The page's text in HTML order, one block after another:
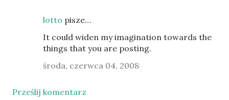
lotto pisze…
It could widen my imagination towards the
things that you are posting.
środa, czerwca 04, 2008
Prześlij komentarz